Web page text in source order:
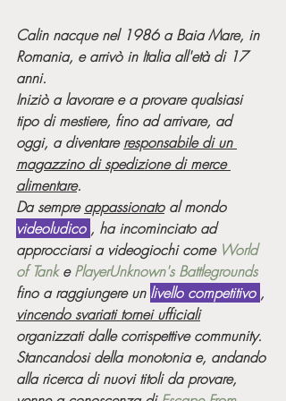
Calin nacque nel 1986 a Baia Mare, in
Romania, e arrivò in Italia all'età di 17
anni.
Iniziò a lavorare e a provare qualsiasi
tipo di mestiere, fino ad arrivare, ad
oggi, a diventare responsabile di un
magazzino di spedizione di merce
alimentare.
Da sempre appassionato al mondo
videoludico , ha incominciato ad
approcciarsi a videogiochi come World
of Tank e PlayerUnknown's Battlegrounds
fino a raggiungere un livello competitivo ,
vincendo svariati tornei ufficiali
organizzati dalle corrispettive community.
Stancandosi della monotonia e, andando
alla ricerca di nuovi titoli da provare,